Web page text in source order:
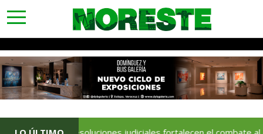
toggle
navigation